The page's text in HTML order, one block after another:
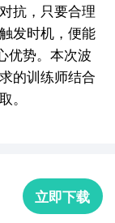
抗，只要合理
发时机，便能
优势。本次波
的训练师结合
。
立即下载